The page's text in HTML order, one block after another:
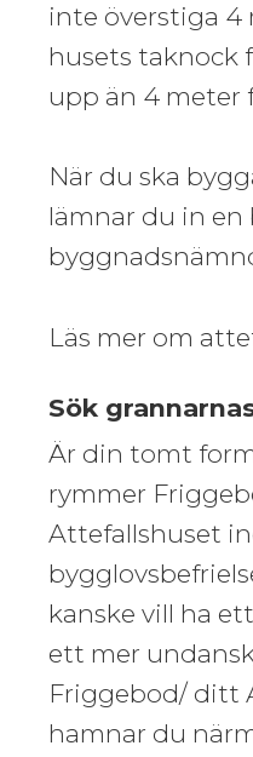
inte överstiga 4
husets taknock
upp än 4 meter
När du ska
lämnar du in
Läs mer om
Sök
Är din tomt
rymmer
Attefallshuset
kanske vill ha
ett mer
Friggebod/ ditt
hamnar du